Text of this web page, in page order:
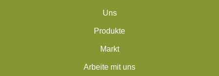
Uns
Produkte
Markt
Arbeite mit uns